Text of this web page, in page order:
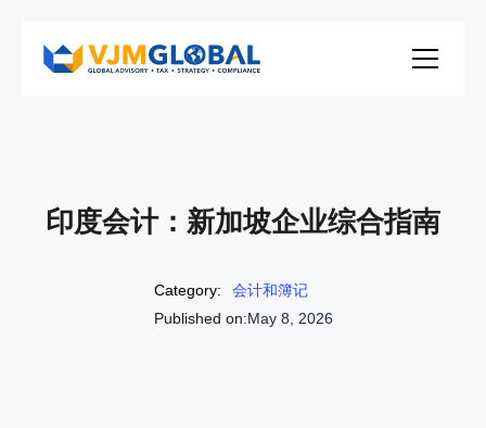
印度会计：新加坡企业综合指南
Category:
会计和簿记
Published on:May 8, 2026